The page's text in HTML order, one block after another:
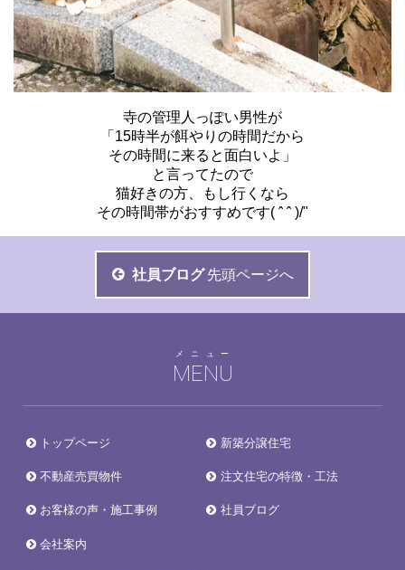
寺の管理人っぽい男性が
「15時半が餌やりの時間だから
その時間に来ると面白いよ」
と言ってたので
猫好きの方、もし行くなら
その時間帯がおすすめです( ˆ ˆ )/"
社員ブログ 先頭ページへ
MENU
メニュー
トップページ 新築分譲住宅
不動産売買物件 注文住宅の特徴・工法
お客様の声・施工事例 社員ブログ
会社案内